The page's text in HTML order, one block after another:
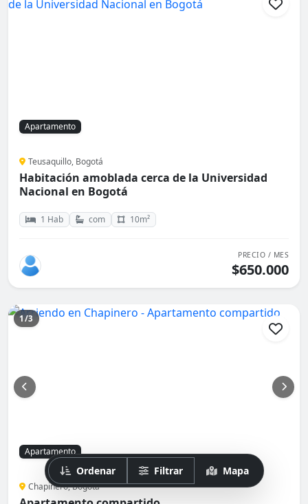
Ordenar Filtrar Mapa
Apartamento
Teusaquillo, Bogotá
Habitación amoblada cerca de la Universidad
Nacional en Bogotá
1 Hab com 10m²
PRECIO / MES
$650.000
1/3
Apartamento
Chapinero, Bogotá